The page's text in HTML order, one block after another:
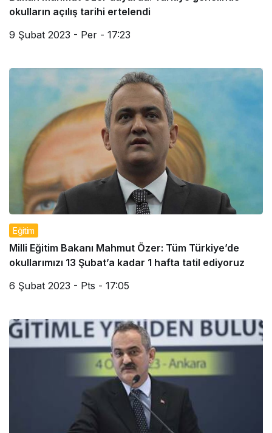
okulların açılış tarihi ertelendi
9 Şubat 2023 - Per - 17:23
Eğitim
Milli Eğitim Bakanı Mahmut Özer: Tüm Türkiye’de
okullarımızı 13 Şubat’a kadar 1 hafta tatil ediyoruz
6 Şubat 2023 - Pts - 17:05